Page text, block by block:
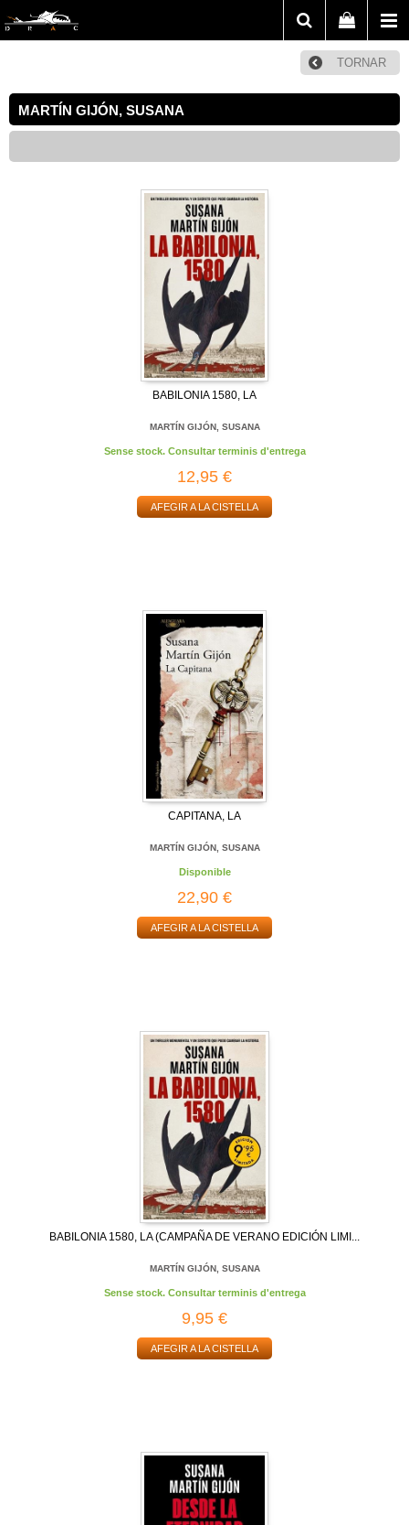
TORNAR
MARTÍN GIJÓN, SUSANA
BABILONIA 1580, LA
MARTÍN GIJÓN, SUSANA
Sense stock. Consultar terminis d'entrega
12,95 €
AFEGIR A LA CISTELLA
CAPITANA, LA
MARTÍN GIJÓN, SUSANA
Disponible
22,90 €
AFEGIR A LA CISTELLA
BABILONIA 1580, LA (CAMPAÑA DE VERANO EDICIÓN LIMI...
MARTÍN GIJÓN, SUSANA
Sense stock. Consultar terminis d'entrega
9,95 €
AFEGIR A LA CISTELLA